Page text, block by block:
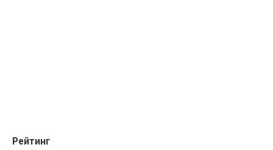
Рейтинг